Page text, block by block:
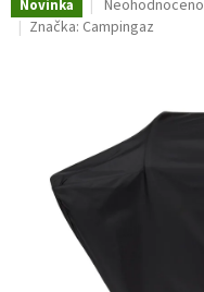
Novinka
hodnocení
hvězdiček.
Neohodnoceno
Značka: Campingaz